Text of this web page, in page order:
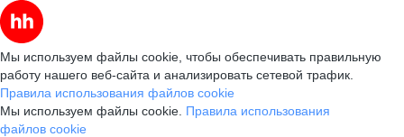
Мы используем файлы cookie, чтобы обеспечивать правильную
работу нашего веб-сайта и анализировать сетевой трафик.
Правила использования файлов cookie
Мы используем файлы cookie. Правила использования
файлов cookie